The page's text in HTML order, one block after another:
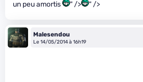
un peu amortis
" /> " />
Malesendou
Le 14/05/2014 à 16h19